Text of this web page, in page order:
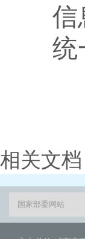
信
统
相关文档